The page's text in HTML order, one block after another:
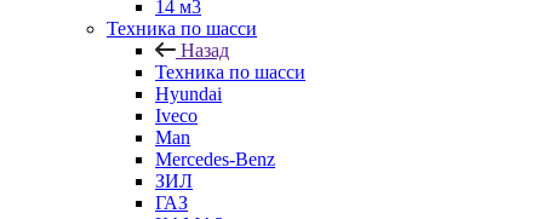
14 м3
Техника по шасси
Назад
Техника по шасси
Hyundai
Iveco
Man
Mercedes-Benz
ЗИЛ
ГАЗ